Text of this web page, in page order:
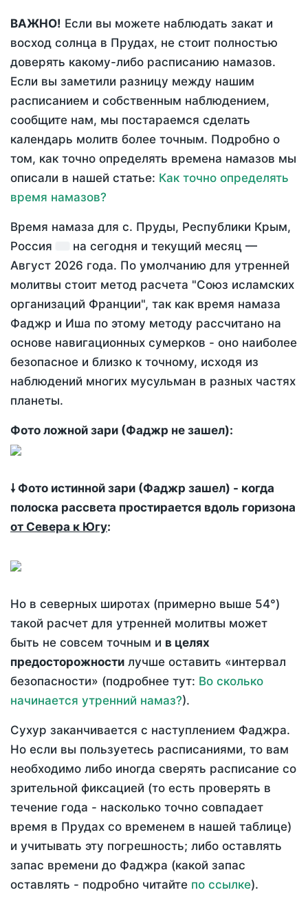
ВАЖНО! Если вы можете наблюдать закат и
восход солнца в Прудах, не стоит полностью
доверять какому-либо расписанию намазов.
Если вы заметили разницу между нашим
расписанием и собственным наблюдением,
сообщите нам, мы постараемся сделать
календарь молитв более точным. Подробно о
том, как точно определять времена намазов мы
описали в нашей статье: Как точно определять
время намазов?
Время намаза для с. Пруды, Республики Крым,
Россия
на сегодня и текущий месяц —
Август 2026 года. По умолчанию для утренней
молитвы стоит метод расчета "Союз исламских
организаций Франции", так как время намаза
Фаджр и Иша по этому методу рассчитано на
основе навигационных сумерков - оно наиболее
безопасное и близко к точному, исходя из
наблюдений многих мусульман в разных частях
планеты.
Фото ложной зари (Фаджр не зашел):
🠗 Фото истинной зари (Фаджр зашел) - когда
полоска рассвета простирается вдоль горизона
от Севера к Югу:
Но в северных широтах (примерно выше 54°)
такой расчет для утренней молитвы может
быть не совсем точным и в целях
предосторожности лучше оставить «интервал
безопасности» (подробнее тут: Во сколько
начинается утренний намаз?).
Сухур заканчивается с наступлением Фаджра.
Но если вы пользуетесь расписаниями, то вам
необходимо либо иногда сверять расписание со
зрительной фиксацией (то есть проверять в
течение года - насколько точно совпадает
время в Прудах со временем в нашей таблице)
и учитывать эту погрешность; либо оставлять
запас времени до Фаджра (какой запас
оставлять - подробно читайте по ссылке).